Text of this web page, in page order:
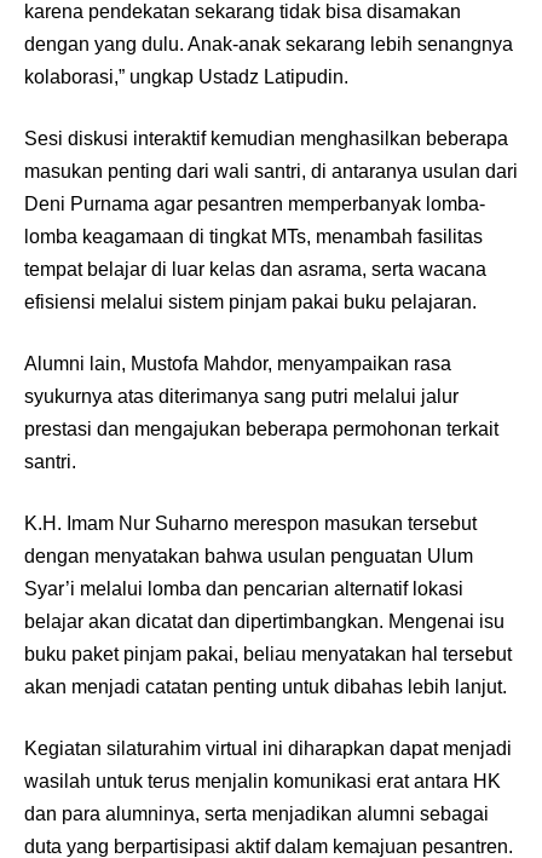
karena pendekatan sekarang tidak bisa disamakan
dengan yang dulu. Anak-anak sekarang lebih senangnya
kolaborasi,” ungkap Ustadz Latipudin.
Sesi diskusi interaktif kemudian menghasilkan beberapa
masukan penting dari wali santri, di antaranya usulan dari
Deni Purnama agar pesantren memperbanyak lomba-
lomba keagamaan di tingkat MTs, menambah fasilitas
tempat belajar di luar kelas dan asrama, serta wacana
efisiensi melalui sistem pinjam pakai buku pelajaran.
Alumni lain, Mustofa Mahdor, menyampaikan rasa
syukurnya atas diterimanya sang putri melalui jalur
prestasi dan mengajukan beberapa permohonan terkait
santri.
K.H. Imam Nur Suharno merespon masukan tersebut
dengan menyatakan bahwa usulan penguatan Ulum
Syar’i melalui lomba dan pencarian alternatif lokasi
belajar akan dicatat dan dipertimbangkan. Mengenai isu
buku paket pinjam pakai, beliau menyatakan hal tersebut
akan menjadi catatan penting untuk dibahas lebih lanjut.
Kegiatan silaturahim virtual ini diharapkan dapat menjadi
wasilah untuk terus menjalin komunikasi erat antara HK
dan para alumninya, serta menjadikan alumni sebagai
duta yang berpartisipasi aktif dalam kemajuan pesantren.